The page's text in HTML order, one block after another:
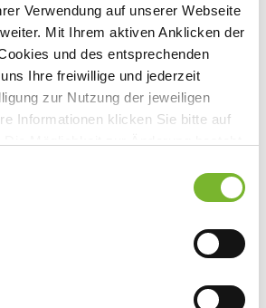
Verwendung auf unserer Webseite
Mit Ihrem aktiven Anklicken der
und des entsprechenden
Ihre freiwillige und jederzeit
zur Nutzung der jeweiligen
Informationen klicken Sie bitte auf